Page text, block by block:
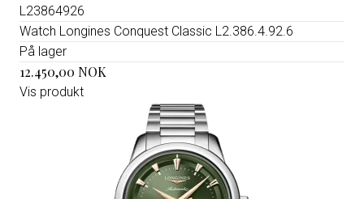
L23864926
Watch Longines Conquest Classic L2.386.4.92.6
På lager
12.450,00 NOK
Vis produkt